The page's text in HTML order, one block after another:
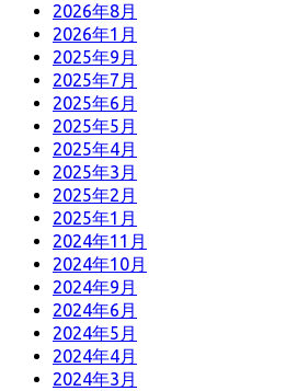
2026年8月
2026年1月
2025年9月
2025年7月
2025年6月
2025年5月
2025年4月
2025年3月
2025年2月
2025年1月
2024年11月
2024年10月
2024年9月
2024年6月
2024年5月
2024年4月
2024年3月